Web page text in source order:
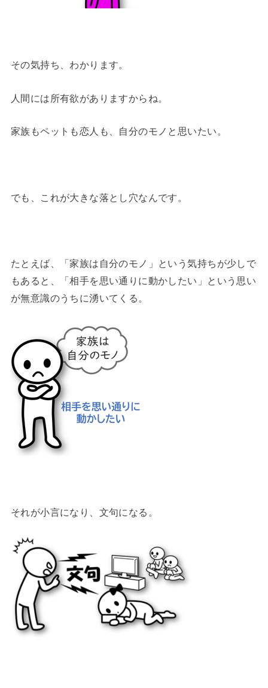
その気持ち、わかります。
人間には所有欲がありますからね。
家族もペットも恋人も、自分のモノと思いたい。
でも、これが大きな落とし穴なんです。
たとえば、「家族は自分のモノ」という気持ちが少しで
もあると、「相手を思い通りに動かしたい」という思い
が無意識のうちに湧いてくる。
それが小言になり、文句になる。